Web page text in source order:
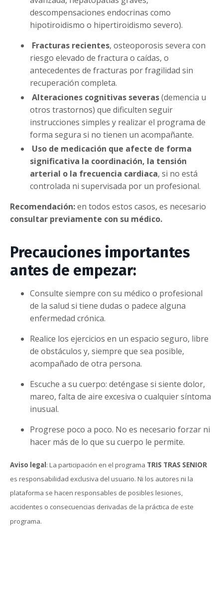
descompensaciones endocrinas como
hipotiroidismo o hipertiroidismo severo).
Fracturas recientes, osteoporosis severa con
riesgo elevado de fractura o caídas, o
antecedentes de fracturas por fragilidad sin
recuperación completa.
Alteraciones cognitivas severas(demencia u
otros trastornos) que dificulten seguir
instrucciones simples y realizar el programa de
forma segura si no tienen un acompañante.
Uso de medicación que afecte de forma
significativa la coordinación, la tensión
arterial o la frecuencia cardiaca, si no está
controlada ni supervisada por un profesional.
Recomendación:en todos estos casos, es necesario
consultar previamente con su médico.
Precauciones importantes
antes de empezar:
Consulte siempre con su médico o profesional
de la salud si tiene dudas o padece alguna
enfermedad crónica.
Realice los ejercicios en un espacio seguro, libre
de obstáculos y, siempre que sea posible,
acompañado de otra persona.
Escuche a su cuerpo: deténgase si siente dolor,
mareo, falta de aire excesiva o cualquier síntoma
inusual.
Progrese poco a poco. No es necesario forzar ni
hacer más de lo que su cuerpo le permite.
Aviso legal: La participación en el programa TRIS TRAS SENIOR
es responsabilidad exclusiva del usuario. Ni los autores ni la
plataforma se hacen responsables de posibles lesiones,
accidentes o consecuencias derivadas de la práctica de este
programa.